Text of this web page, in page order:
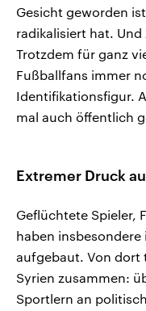
Gesicht geworden
radikalisiert hat.
Trotzdem für ganz
Fußballfans immer
Identifikationsfigur.
mal auch öffentlich
Extremer Druck
Geflüchtete Spieler,
haben insbesondere
aufgebaut. Von dort
Syrien zusammen:
Sportlern an